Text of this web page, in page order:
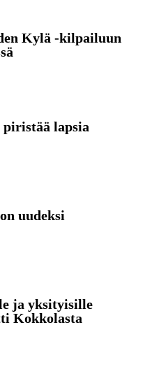
Kylä -kilpailuun
lapsia
uudeksi
ja yksityisille
Kokkolasta